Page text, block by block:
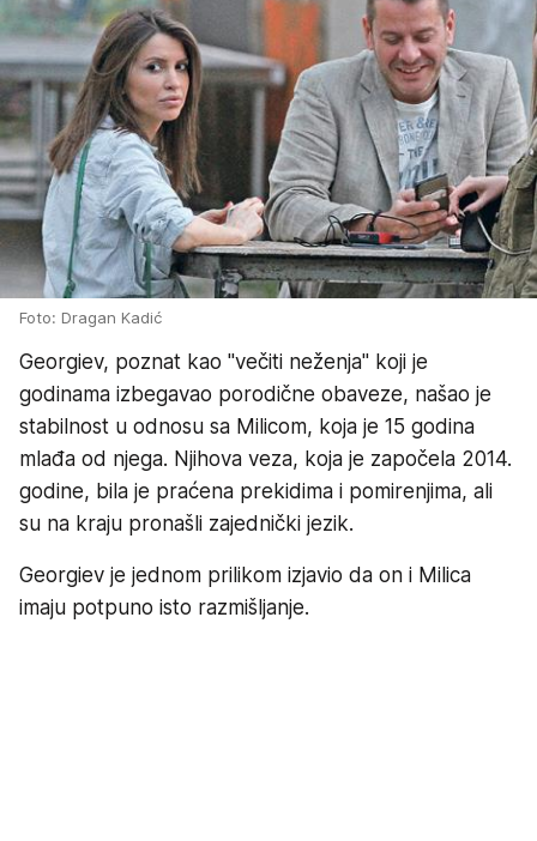
Foto: Dragan Kadić
Georgiev, poznat kao "večiti neženja" koji je
godinama izbegavao porodične obaveze, našao je
stabilnost u odnosu sa Milicom, koja je 15 godina
mlađa od njega. Njihova veza, koja je započela 2014.
godine, bila je praćena prekidima i pomirenjima, ali
su na kraju pronašli zajednički jezik.
Georgiev je jednom prilikom izjavio da on i Milica
imaju potpuno isto razmišljanje.